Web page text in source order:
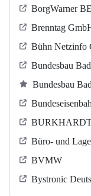
BorgWarner
Brenntag
Bühn Netzinfo
Bundesbau
Bundesbau
BURKHARDT
Büro- und
BVMW
Bystronic